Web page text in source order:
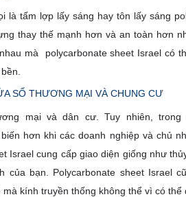
là tấm lợp lấy sáng hay tôn lấy sáng
thay thế mạnh hơn và an toàn hơn
mà polycarbonate sheet Israel có
SỔ THƯƠNG MẠI VÀ CHUNG CƯ
mại và dân cư. Tuy nhiên, trong
hơn khi các doanh nghiệp và chủ
Israel cung cấp giao diện giống như
bạn. Polycarbonate sheet Israel
kính truyền thống không thể vì có thể